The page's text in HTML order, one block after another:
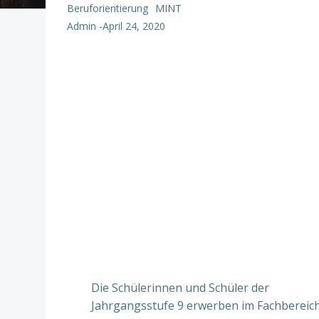
Beruforientierung MINT
Admin -April 24, 2020
Die Schülerinnen und Schüler der
Jahrgangsstufe 9 erwerben im